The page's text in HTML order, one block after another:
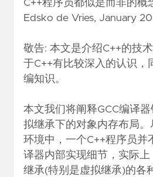
C++程序员都似是而非的概
Edsko de Vries, January
敬告: 本文是介绍C++的技
于C++有比较深入的认识，
编知识。
本文我们将阐释GCC编译
拟继承下的对象内存布局。
环境中，一个C++程序员并
译器内部实现细节，实际
继承(特别是虚拟继承)的各